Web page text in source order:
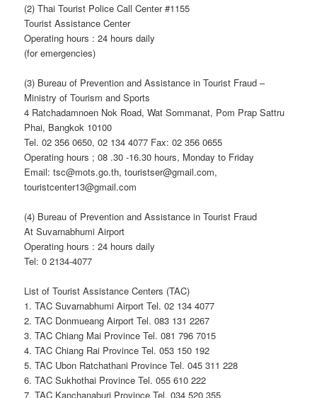
(2) Thai Tourist Police Call Center #1155
Tourist Assistance Center
Operating hours : 24 hours daily
(for emergencies)
(3) Bureau of Prevention and Assistance in Tourist Fraud –
Ministry of Tourism and Sports
4 Ratchadamnoen Nok Road, Wat Sommanat, Pom Prap Sattru
Phai, Bangkok 10100
Tel. 02 356 0650, 02 134 4077 Fax: 02 356 0655
Operating hours ; 08 .30 -16.30 hours, Monday to Friday
Email: tsc@mots.go.th, touristser@gmail.com,
touristcenter13@gmail.com
(4) Bureau of Prevention and Assistance in Tourist Fraud
At Suvarnabhumi Airport
Operating hours : 24 hours daily
Tel: 0 2134-4077
List of Tourist Assistance Centers (TAC)
1. TAC Suvarnabhumi Airport Tel. 02 134 4077
2. TAC Donmueang Airport Tel. 083 131 2267
3. TAC Chiang Mai Province Tel. 081 796 7015
4. TAC Chiang Rai Province Tel. 053 150 192
5. TAC Ubon Ratchathani Province Tel. 045 311 228
6. TAC Sukhothai Province Tel. 055 610 222
7. TAC Kanchanaburi Province Tel. 034 520 355